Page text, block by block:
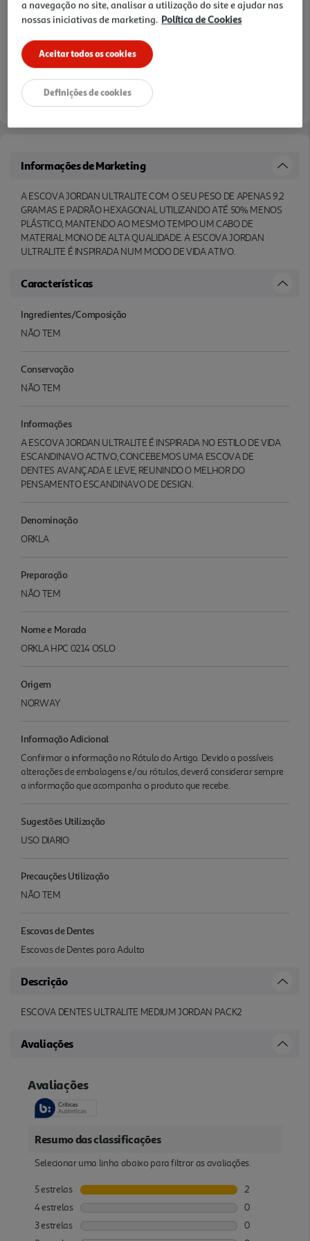
Notas de preparação
Informações de Marketing
A ESCOVA JORDAN ULTRALITE COM O SEU PESO DE APENAS 9,2
GRAMAS E PADRÃO HEXAGONAL UTILIZANDO ATÉ 50% MENOS
PLÁSTICO, MANTENDO AO MESMO TEMPO UM CABO DE
MATERIAL MONO DE ALTA QUALIDADE. A ESCOVA JORDAN
ULTRALITE É INSPIRADA NUM MODO DE VIDA ATIVO.
Características
Ingredientes/Composição
NÃO TEM
Conservação
NÃO TEM
Informações
A ESCOVA JORDAN ULTRALITE É INSPIRADA NO ESTILO DE VIDA
ESCANDINAVO ACTIVO, CONCEBEMOS UMA ESCOVA DE
DENTES AVANÇADA E LEVE, REUNINDO O MELHOR DO
PENSAMENTO ESCANDINAVO DE DESIGN.
Denominação
ORKLA
Preparação
NÃO TEM
Nome e Morada
ORKLA HPC 0214 OSLO
Origem
NORWAY
Informação Adicional
Confirmar a informação no Rótulo do Artigo. Devido a possíveis
alterações de embalagens e/ou rótulos, deverá considerar sempre
a informação que acompanha o produto que recebe.
Sugestões Utilização
USO DIARIO
Precauções Utilização
NÃO TEM
Escovas de Dentes
Escovas de Dentes para Adulto
Descrição
ESCOVA DENTES ULTRALITE MEDIUM JORDAN PACK2
Avaliações
a navegação no site, analisar a utilização do site e ajudar nas
nossas iniciativas de marketing. Política de Cookies
Aceitar todos os cookies
Definições de cookies